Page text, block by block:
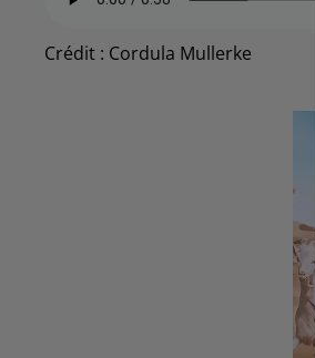
Crédit : Cordula Mullerke